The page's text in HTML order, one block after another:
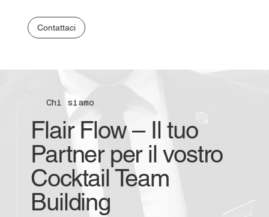
Contattaci
Chi siamo
Flair Flow – Il tuo
Partner per il vostro
Cocktail Team
Building